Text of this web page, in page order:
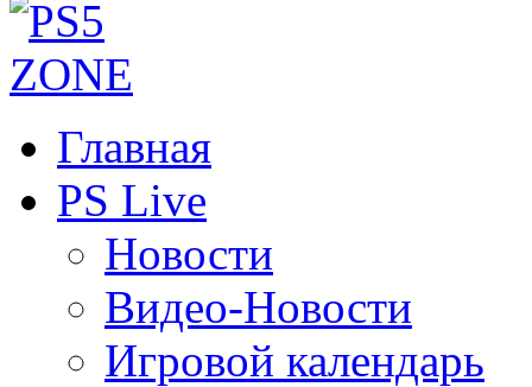
Главная
PS Live
Новости
Видео-Новости
Игровой календарь